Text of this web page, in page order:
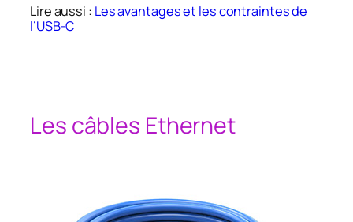
Lire aussi : Les avantages et les contraintes de
l’USB-C
Les câbles Ethernet